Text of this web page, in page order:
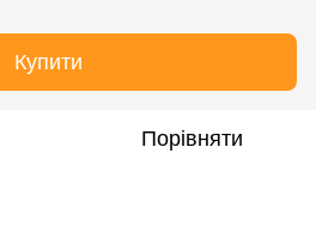
Купити
Порівняти